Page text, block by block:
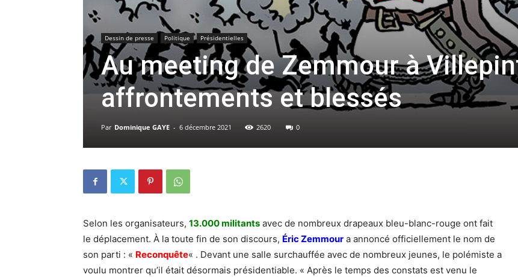
Dessin de presse Politique Présidentielles
Au meeting de Zemmour à
affrontements et blessés
Par Dominique GAYE - 6 décembre 2021 2620 0
Selon les organisateurs, 13.000 militants avec de nombreux drapeaux bleu-blanc-rouge ont fait
le déplacement. À la toute fin de son discours, Éric Zemmour a annoncé officiellement le nom de
son parti : « Reconquête« . Devant une salle surchauffée avec de nombreux jeunes, le polémiste a
voulu montrer qu’il était désormais présidentiable. « Après le temps des constats est venu le